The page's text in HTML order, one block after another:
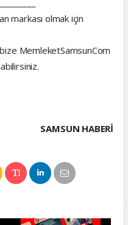
markası olmak için
MemleketSamsunCom
SAMSUN HABERİ